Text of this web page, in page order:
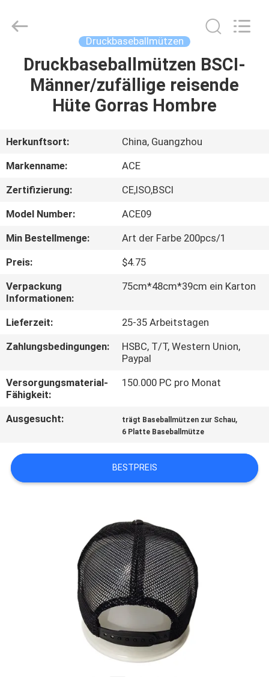
HAUS
PRODUKTE
ÜBER
UNS
FABRIK-
AUSFLUG
QUALITÄTSKONTROLLE
TRETEN
SIE
MIT
IN
VERBINDUNG
FÄLLE
Ltd..
Druckbaseballmützen
Druckbaseballmützen BSCI-
Männer/zufällige reisende
Hüte Gorras Hombre
Herkunftsort:
China, Guangzhou
Markenname:
ACE
Zertifizierung:
CE,ISO,BSCI
Model Number:
ACE09
Min Bestellmenge:
Art der Farbe 200pcs/1
Preis:
$4.75
Verpackung
Informationen:
75cm*48cm*39cm ein Karton
Lieferzeit:
25-35 Arbeitstagen
Zahlungsbedingungen:
HSBC, T/T, Western Union,
Paypal
Versorgungsmaterial-
Fähigkeit:
150.000 PC pro Monat
Ausgesucht: trägt Baseballmützen zur Schau,
6 Platte Baseballmütze
BESTPREIS